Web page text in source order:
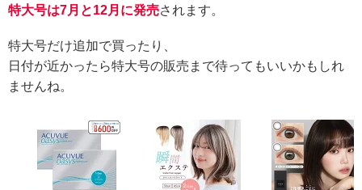
特大号は7月と12月に発売されます。
特大号だけ追加で買ったり、
日付が近かったら特大号の販売まで待ってもいいかもしれ
ませんね。